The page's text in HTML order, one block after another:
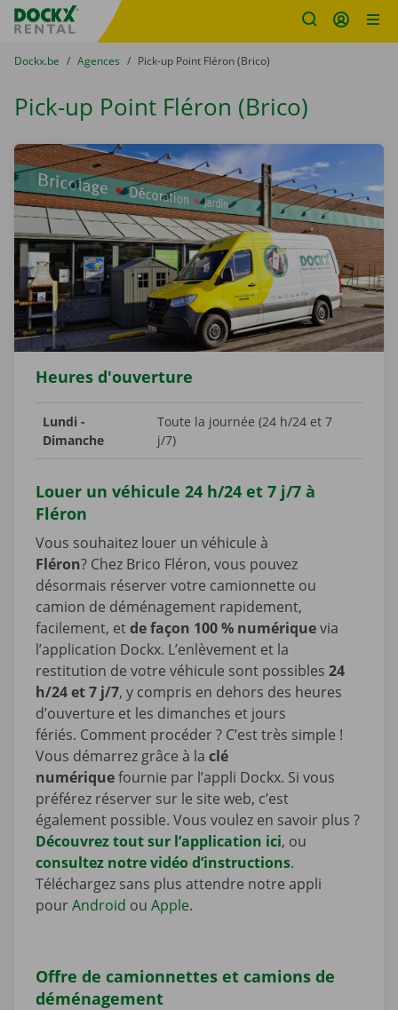
sitename
You are here:
du
Dockx.be to
Agences to
Pick-up Point Fléron (Brico)
Pick-up Point Fléron (Brico)
Heures d'ouverture
Lundi -
Dimanche
Toute la journée (24 h/24 et 7
j/7)
Louer un véhicule 24 h/24 et 7 j/7 à
Fléron
Vous souhaitez louer un véhicule à
Fléron? Chez Brico Fléron, vous pouvez
désormais réserver votre camionnette ou
camion de déménagement rapidement,
facilement, etde façon 100 % numériquevia
l’application Dockx. L’enlèvement et la
restitution de votre véhicule sont possibles 24
h/24 et 7 j/7, y compris en dehors des heures
d’ouverture et les dimanches et jours
fériés. Comment procéder ? C’est très simple !
Vous démarrez grâce à la clé
numériquefournie par l’appli Dockx. Si vous
préférez réserver sur le site web, c’est
également possible. Vous voulez en savoir plus ?
Découvrez tout sur l’application ici, ou
consultez notre vidéo d’instructions.
Téléchargez sans plus attendre notre appli
pourAndroid ou Apple.
Offre de camionnettes et camions de
déménagement